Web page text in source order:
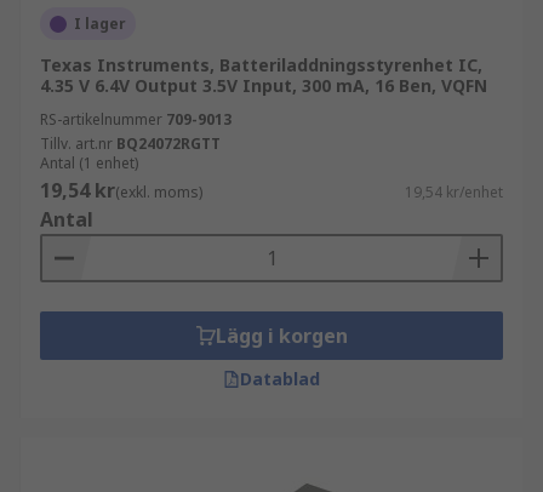
Batterihanteringssystem innehåller enheter som
en laddningskontroller, mätare och
överspänningsskydd för att säkerställa att
batteriet inte fungerar utanför dess kapacitet.
Därför ger ett BMS skydd och ökar batteriets
potentiella livslängd.
I lager
Texas Instruments, Batteriladdningsstyrenhet IC,
4.35 V 6.4V Output 3.5V Input, 300 mA, 16 Ben, VQFN
RS-artikelnummer 709-9013
Tillv. art.nr BQ24072RGTT
Antal (1 enhet)
19,54 kr(exkl. moms) 19,54 kr/enhet
Antal
Lägg i korgen
Datablad